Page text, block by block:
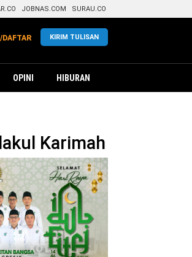
JOBNAS.COM SURAU.CO
KIRIM TULISAN
DAFTAR
OPINI HIBURAN
Karimah